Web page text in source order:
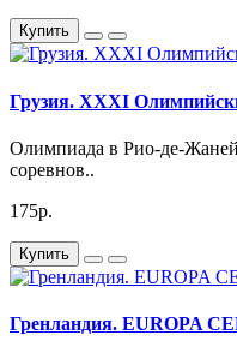
Купить
Грузия. XXXI
Олимпиада в Рио-де-
соревнов..
175р.
Купить
Гренландия. EUROPA